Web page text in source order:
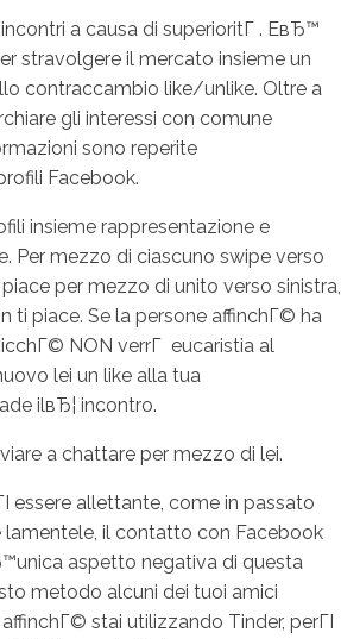
a causa di superioritГ . EвЂ™
stravolgere il mercato insieme un
contraccambio like/unlike. Oltre a
gli interessi con comune
sono reperite
Facebook.
insieme rappresentazione e
Per mezzo di ciascuno swipe verso
per mezzo di unito verso sinistra,
ti piace. Se la persone affinchГ© ha
NON verrГ eucaristia al
lei un like alla tua
ilвЂ¦ incontro.
a chattare per mezzo di lei.
essere allettante, come in passato
il contatto con Facebook
aspetto negativa di questa
metodo alcuni dei tuoi amici
stai utilizzando Tinder, perГІ